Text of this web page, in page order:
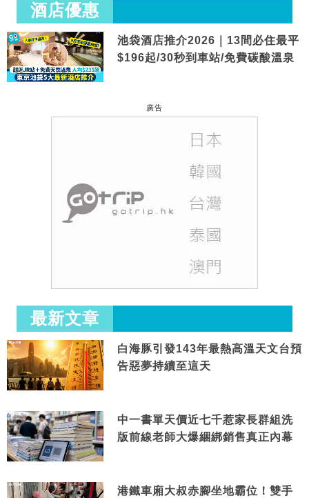
酒店優惠
池袋酒店推介2026｜13間必住最平
$196起/30秒到車站/免費碳酸溫泉
廣告
最新文章
白海豚引發143年最熱高溫天文台預
告惡夢持續至這天
中一書單天價近七千惹家長群組洗
版前線老師大爆綑綁銷售真正內幕
港鐵車廂大叔赤腳坐地霸位！雙手